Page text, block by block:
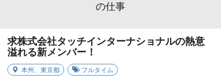
の仕事
求株式会社タッチインターナショナルの熱意
溢れる新メンバー！
本州 東京都 フルタイム